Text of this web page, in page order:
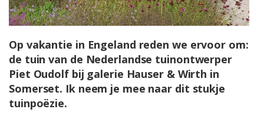
Op vakantie in Engeland reden we ervoor om:
de tuin van de Nederlandse tuinontwerper
Piet Oudolf bij galerie Hauser & Wirth in
Somerset. Ik neem je mee naar dit stukje
tuinpoëzie.